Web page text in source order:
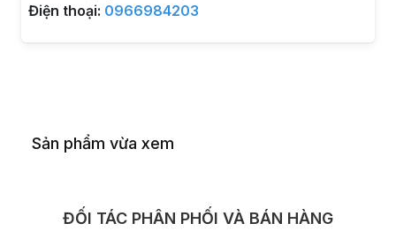
Điện thoại: 0966984203
Sản phẩm vừa xem
ĐỐI TÁC PHÂN PHỐI VÀ BÁN HÀNG